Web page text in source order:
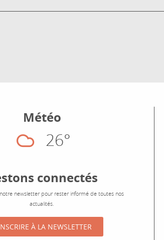
Météo
Nuageux
26°
connectés
newsletter pour rester informé de toutes nos
actualités.
À LA NEWSLETTER